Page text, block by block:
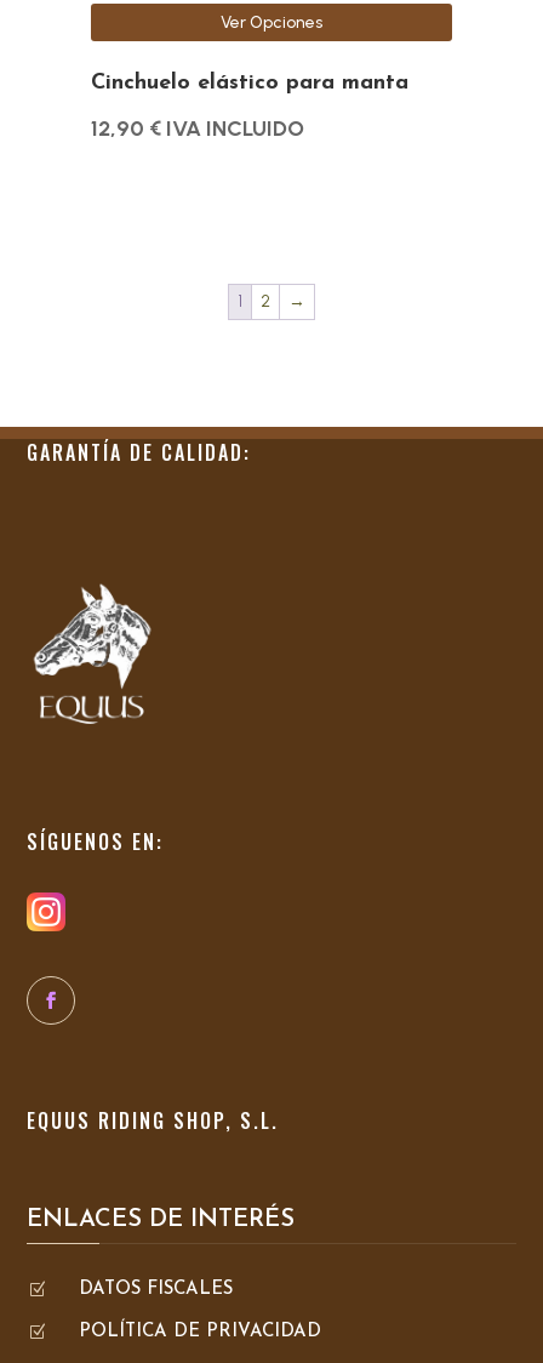
Cinchuelo elástico para manta
12,90 € IVA INCLUIDO
Ver Opciones
la
página
1 2 →
GARANTÍA DE CALIDAD:
SÍGUENOS EN:
EQUUS RIDING SHOP, S.L.
ENLACES DE INTERÉS
Z DATOS FISCALES
Z POLÍTICA DE PRIVACIDAD